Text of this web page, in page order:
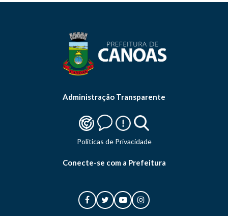
Administração Transparente
Politicas de Privacidade
Conecte-se com a Prefeitura